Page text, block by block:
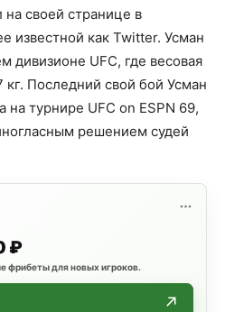
своей странице в
известной как Twitter. Усман
дивизионе UFC, где весовая
кг. Последний свой бой Усман
турнире UFC on ESPN 69,
решением судей
₽
фрибеты для новых игроков.